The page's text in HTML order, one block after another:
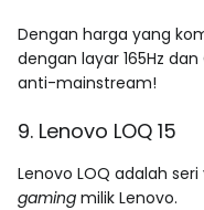
Dengan harga yang
dengan layar 165Hz
anti-mainstream!
9. Lenovo LOQ 15
Lenovo LOQ adalah
gaming milik Lenovo.